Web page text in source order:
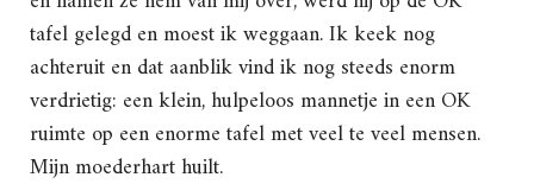
tafel gelegd en moest ik weggaan. Ik keek nog
achteruit en dat aanblik vind ik nog steeds enorm
verdrietig: een klein, hulpeloos mannetje in een OK
ruimte op een enorme tafel met veel te veel mensen.
Mijn moederhart huilt.